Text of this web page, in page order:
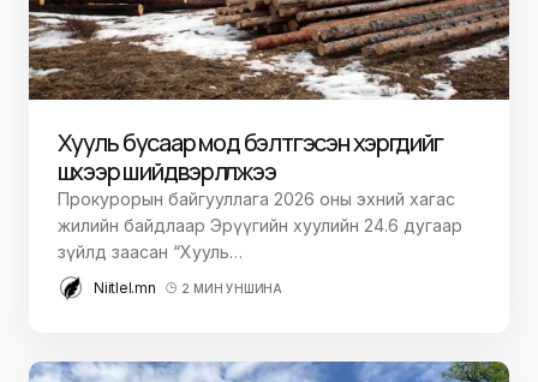
Хууль бусаар мод бэлтгэсэн хэргүүдийг
шүүхээр шийдвэрлүүлжээ
Прокурорын байгууллага 2026 оны эхний хагас
жилийн байдлаар Эрүүгийн хуулийн 24.6 дугаар
зүйлд заасан “Хууль…
Niitlel.mn 2 МИН УНШИНА